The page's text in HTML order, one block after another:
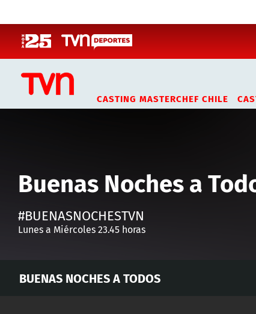
CASTING MASTERCHEF CHILE
Buenas Noches a
#BUENASNOCHESTVN
Lunes a Miércoles 23.45 horas
BUENAS NOCHES A TODOS